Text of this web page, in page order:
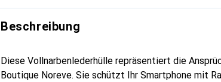
Beschreibung
Diese Vollnarbenlederhülle repräsentiert die
Boutique Noreve. Sie schützt Ihr Smartphone mit